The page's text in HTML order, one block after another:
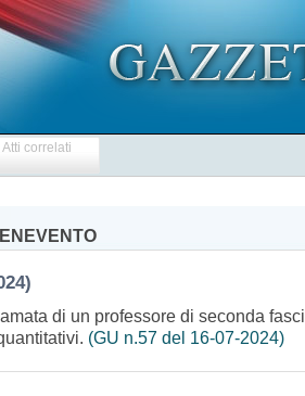
Atti correlati
di un professore di seconda
(GU n.57 del 16-07-2024)